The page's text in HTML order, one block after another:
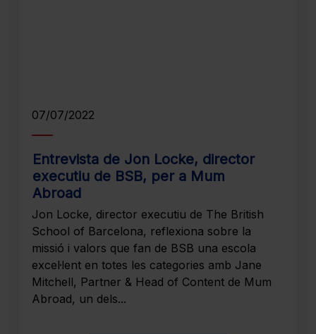
07/07/2022
Entrevista de Jon Locke, director
executiu de BSB, per a Mum
Abroad
Jon Locke, director executiu de The British
School of Barcelona, reflexiona sobre la
missió i valors que fan de BSB una escola
excel·lent en totes les categories amb Jane
Mitchell, Partner & Head of Content de Mum
Abroad, un dels...